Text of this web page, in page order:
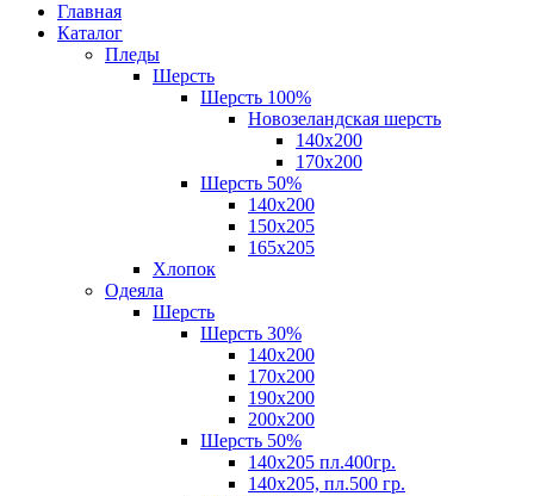
Главная
Каталог
Пледы
Шерсть
Шерсть 100%
Новозеландская шерсть
140х200
170x200
Шерсть 50%
140x200
150х205
165х205
Хлопок
Одеяла
Шерсть
Шерсть 30%
140х200
170х200
190х200
200х200
Шерсть 50%
140х205 пл.400гр.
140х205, пл.500 гр.